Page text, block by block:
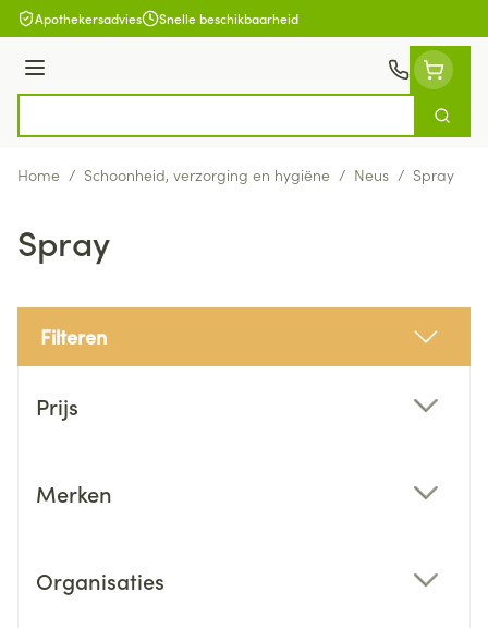
Ga naar de inhoud
Apothekersadvies Snelle beschikbaarheid
Menu
Zoek
Home / Schoonheid, verzorging en hygiëne / Neus / Spray
Spray
Filteren
Prijs
Merken
Organisaties